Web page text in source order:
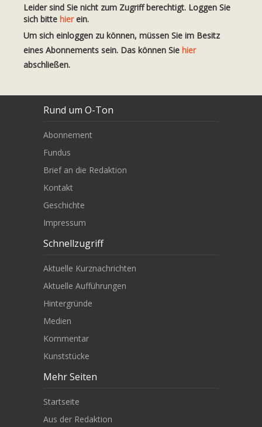
Leider sind Sie nicht zum Zugriff berechtigt. Loggen Sie
sich bitte hierein.
Um sich einloggen zu können, müssen Sie im Besitz
eines Abonnements sein. Das können Sie hier
abschließen.
Rund um O-Ton
Abonnement
Fundus
Brief an die Redaktion
Kontakt
Geschichte
Impressum
Schnellzugriff
Aktuelle Kurznachrichten
Aktuelle Aufführungen
Hintergründe
Medien
Kommentar
Kunststücke
Mehr Seiten
Startseite
Aus der Redaktion